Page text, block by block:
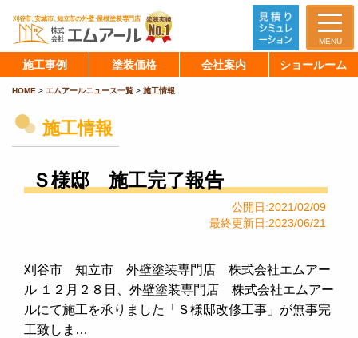
MENU
施工事例 塗装価格 会社案内 ショールーム
HOME > エムアールニュース一覧 > 施工情報
施工情報
Ｓ様邸 施工完了報告
公開日:2021/02/09
最終更新日:2023/06/21
刈谷市 知立市 外壁塗装専門店 株式会社エムアー
ル １２月２８日、外壁塗装専門店 株式会社エムアー
ルにて施工を承りました「Ｓ様邸改修工事」が無事完
工致しま…